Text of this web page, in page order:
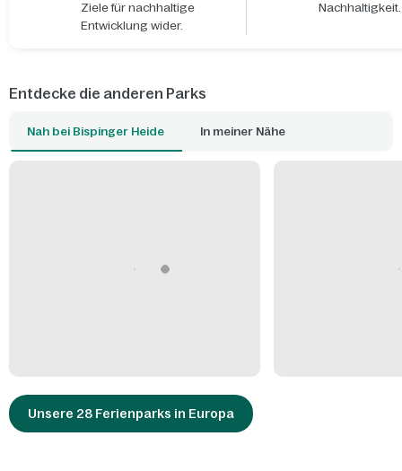
Ziele für nachhaltige
Entwicklung wider.
Nachhaltigkeit.
Entdecke die anderen Parks
Nah bei Bispinger Heide In meiner Nähe
Unsere 28 Ferienparks in Europa